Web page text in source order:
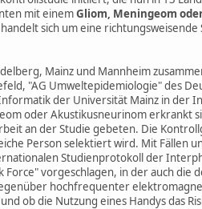
mit einemGliom, Meningeom
sich um eine
Mainz und Mannheim
"AG Umweltepidemiologie" des
der Universität Mainz in der
oder Akustikusneurinom erkrankt
an der Studie gebeten. Die
Person selektiert wird. Mit Fällen
Studienprotokoll der
vorgeschlagen, in der auch
hochfrequenter
ob die Nutzung eines Handys das